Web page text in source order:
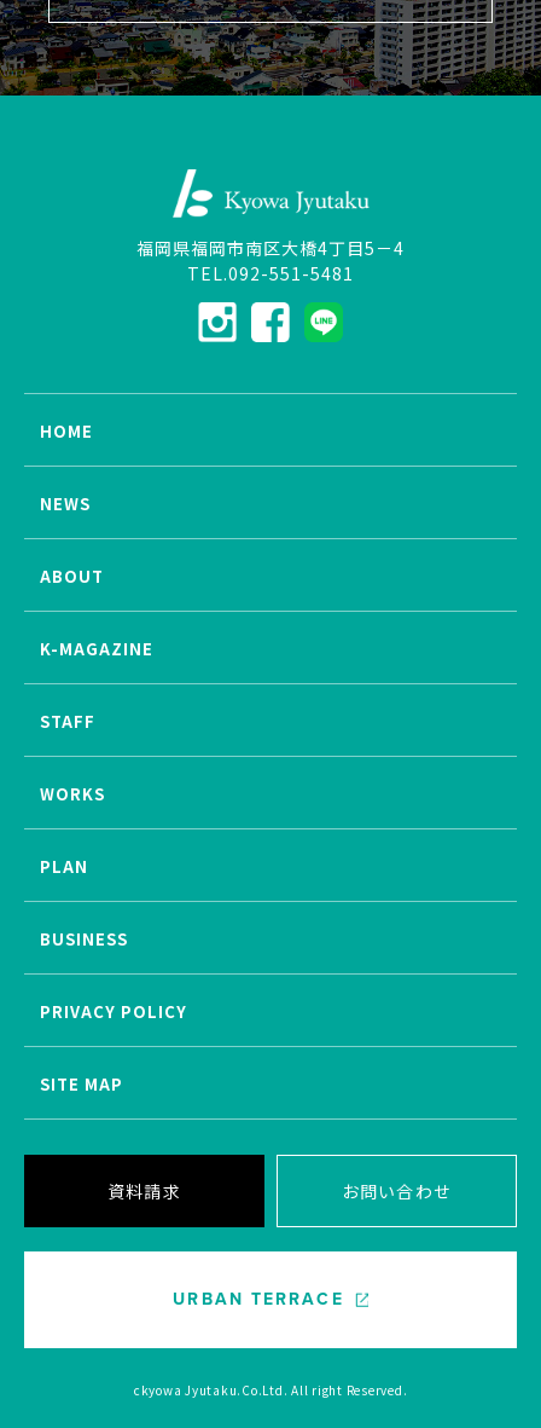
福岡県福岡市南区大橋4丁目5－4
TEL.092-551-5481
HOME
NEWS
ABOUT
K-MAGAZINE
STAFF
WORKS
PLAN
BUSINESS
PRIVACY POLICY
SITE MAP
資料請求 お問い合わせ
URBAN TERRACE
ckyowa Jyutaku.Co.Ltd. All right Reserved.